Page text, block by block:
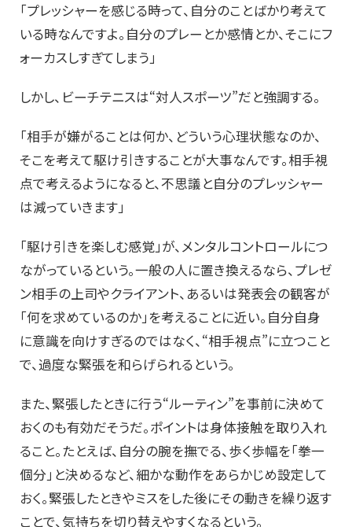
「プレッシャーを感じる時って、自分のことばかり考えて
いる時なんですよ。自分のプレーとか感情とか、そこにフ
ォーカスしすぎてしまう」
しかし、ビーチテニスは“対人スポーツ”だと強調する。
「相手が嫌がることは何か、どういう心理状態なのか、
そこを考えて駆け引きすることが大事なんです。相手視
点で考えるようになると、不思議と自分のプレッシャー
は減っていきます」
「駆け引きを楽しむ感覚」が、メンタルコントロールにつ
ながっているという。一般の人に置き換えるなら、プレゼ
ン相手の上司やクライアント、あるいは発表会の観客が
「何を求めているのか」を考えることに近い。自分自身
に意識を向けすぎるのではなく、“相手視点”に立つこと
で、過度な緊張を和らげられるという。
また、緊張したときに行う“ルーティン”を事前に決めて
おくのも有効だそうだ。ポイントは身体接触を取り入れ
ること。たとえば、自分の腕を撫でる、歩く歩幅を「拳一
個分」と決めるなど、細かな動作をあらかじめ設定して
おく。緊張したときやミスをした後にその動きを繰り返す
ことで、気持ちを切り替えやすくなるという。